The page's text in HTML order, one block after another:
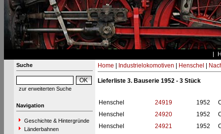
Suche
zur erweiterten Suche
Navigation
Geschichte & Hintergründe
Länderbahnen
Home Industrielokomotiven Henschel
Lieferliste 3. Bauserie 1952 - 3 Stück
Henschel 24919 1952
Henschel
24920 1952
Henschel
24921 1952